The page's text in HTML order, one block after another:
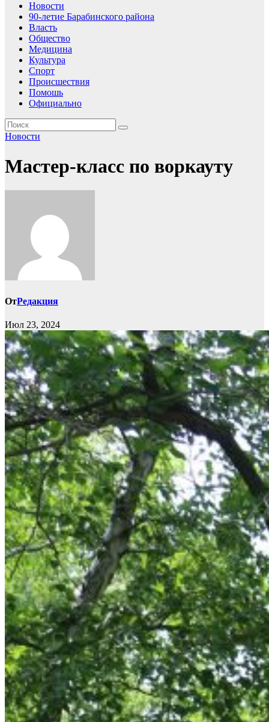
Новости
90-летие Барабинского района
Власть
Общество
Медицина
Культура
Спорт
Происшествия
Помошь
Официально
Новости
Мастер-класс по воркауту
ОтРедакция
Июл 23, 2024